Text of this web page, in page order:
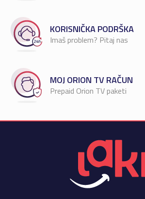
KORISNIČKA PODRŠKA
Imaš problem? Pitaj nas
MOJ ORION TV RAČUN
Prepaid Orion TV paketi